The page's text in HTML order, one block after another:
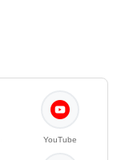
YouTube